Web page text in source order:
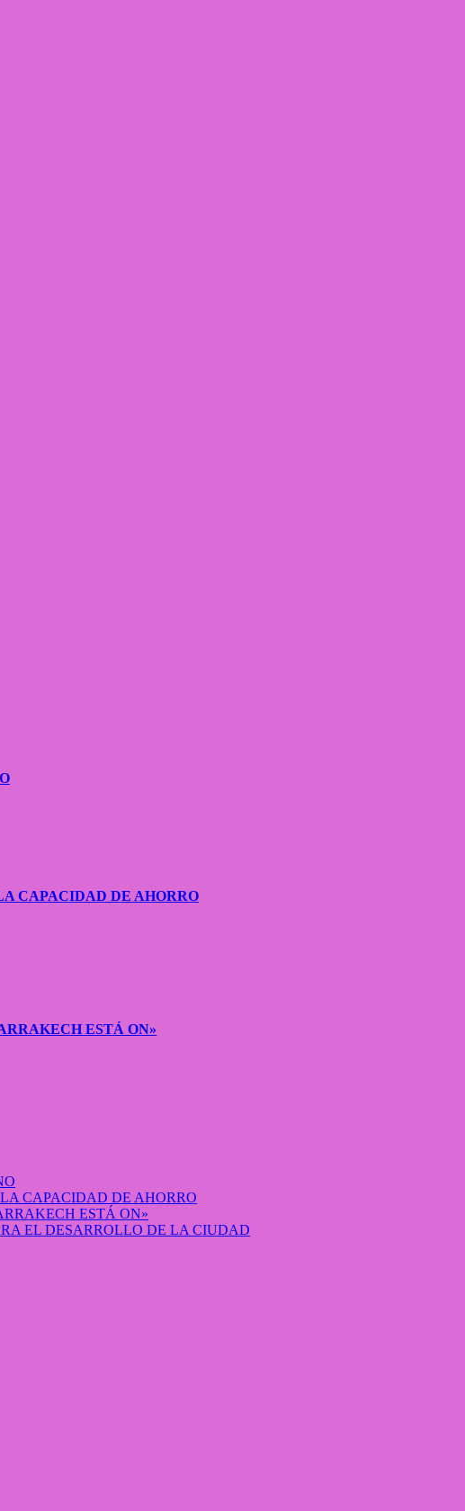
CAPACIDAD DE AHORRO
ESTÁ ON»
CAPACIDAD DE AHORRO
ESTÁ ON»
EL DESARROLLO DE LA CIUDAD